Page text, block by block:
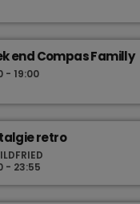
end Compas Familly
- 19:00
retro
- 23:55